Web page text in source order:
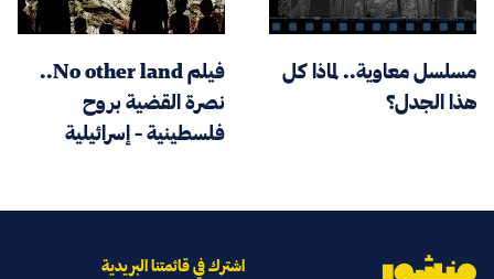
مسلسل معاوية.. لماذا كل
هذا الجدل؟
فيلم No other land..
نصرة القضية بروح
فلسطينية - إسرائيلية
اشترك في قائمتنا البريدية